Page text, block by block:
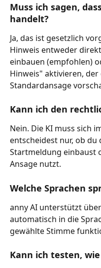
Muss ich sagen,
handelt?
Ja, das ist gesetzlich
Hinweis entweder
einbauen (empfohlen)
Hinweis" aktivieren,
Standardansage
Kann ich den
Nein. Die KI muss sich
entscheidest nur, ob du
Startmeldung einbaust
Ansage nutzt.
Welche Sprachen
anny AI unterstützt
automatisch in die
gewählte Stimme
Kann ich testen,